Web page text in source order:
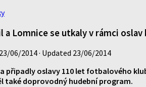
a Lomnice se utkaly v rámci oslav
23/06/2014· Updated 23/06/2014
připadly oslavy 110 let fotbalového
také doprovodný hudební program.